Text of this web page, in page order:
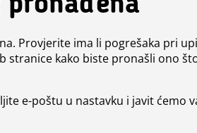
Provjerite ima li pogrešaka pri
stranice kako biste pronašli ono
e-poštu u nastavku i javit ćemo